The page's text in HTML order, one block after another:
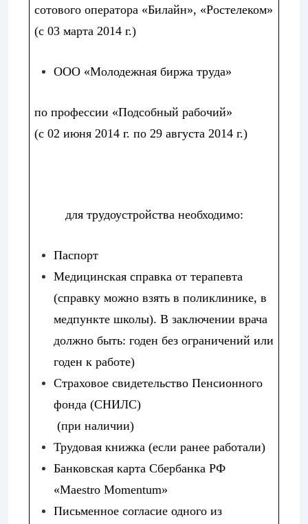
сотового оператора «Билайн», «Ростелеком»
(с 03 марта 2014 г.)
ООО «Молодежная биржа труда»
по профессии «Подсобный рабочий»
(с 02 июня 2014 г. по 29 августа 2014 г.)
для трудоустройства необходимо:
Паспорт
Медицинская справка от терапевта
(справку можно взять в поликлинике, в
медпункте школы). В заключении врача
должно быть: годен без ограничений или
годен к работе)
Страховое свидетельство Пенсионного
фонда (СНИЛС)
(при наличии)
Трудовая книжка (если ранее работали)
Банковская карта Сбербанка РФ
«Maestro Momentum»
Письменное согласие одного из